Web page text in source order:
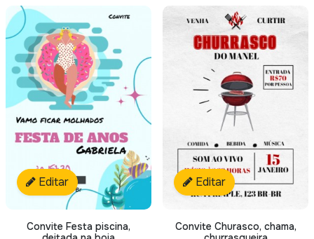
Editar
Convite Festa piscina,
Editar
Convite Churasco, chama,